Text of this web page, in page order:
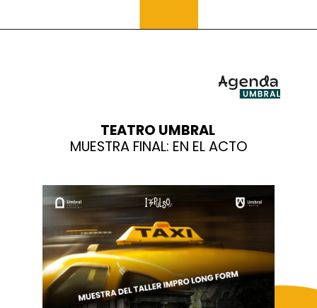
TEATRO UMBRAL
MUESTRA FINAL: EN EL ACTO